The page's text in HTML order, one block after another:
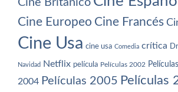
Cine Europeo Cine Francés
Cine Usa cine usa Comedia crítica
Navidad Netflix película Películas 2002
2004 Películas 2005 Películas